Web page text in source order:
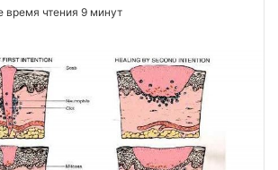
время чтения 9 минут